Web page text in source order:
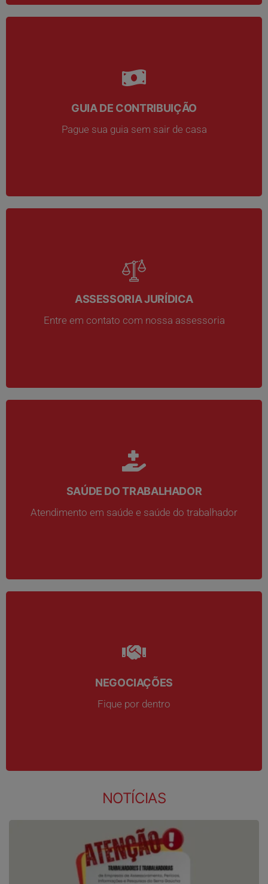
GUIA DE CONTRIBUIÇÃO
Pague sua guia sem sair de casa
GUIA DE CONTRIBUIÇÃO
Pague sua guia sem sair de casa
ASSESSORIA JURÍDICA
Entre em contato com nossa assessoria
ASSESSORIA JURÍDICA
Entre em contato com nossa assessoria
SAÚDE DO TRABALHADOR
Atendimento em saúde e saúde do trabalhador
SAÚDE DO TRABALHADOR
Atendimento em saúde e saúde do trabalhador
NEGOCIAÇÕES
Fique por dentro
NEGOCIAÇÕES
Fique por dentro
NOTÍCIAS